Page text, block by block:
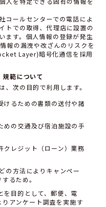
コールセンターでの電話によ
トでの取得、代理店に設置の
ます。個人情報の登録が発生
報の漏洩や改ざんのリスクを
Layer)暗号化通信を採用
範について
次の目的で利用します。
けるための書類の送付や諸
めの交通及び宿泊施設の手
クレジット（ローン）業務
の方法によりキャンペー
るため。
目的として、郵便、電
アンケート調査を実施す